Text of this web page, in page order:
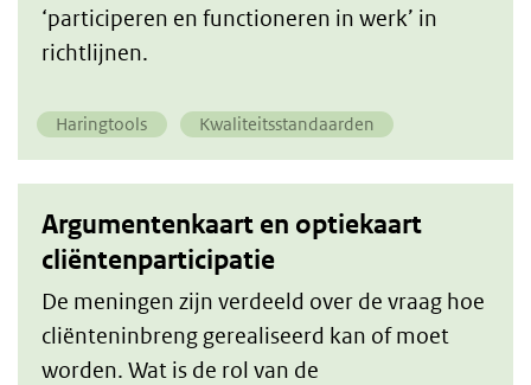
‘participeren en functioneren in werk’ in
richtlijnen.
Haringtools Kwaliteitsstandaarden
Argumentenkaart en optiekaart
cliëntenparticipatie
De meningen zijn verdeeld over de vraag hoe
cliënteninbreng gerealiseerd kan of moet
worden. Wat is de rol van de